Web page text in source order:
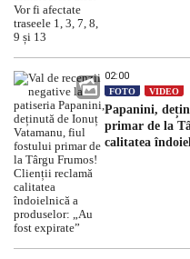
02:00
FOTO VIDEO
Papanini,
primar de la
calitatea